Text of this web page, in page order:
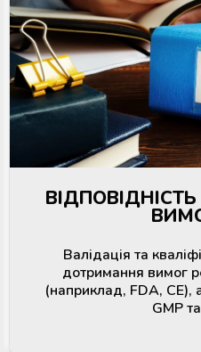
Валідація та
дотримання вимог
(наприклад, FDA, CE),
GMP